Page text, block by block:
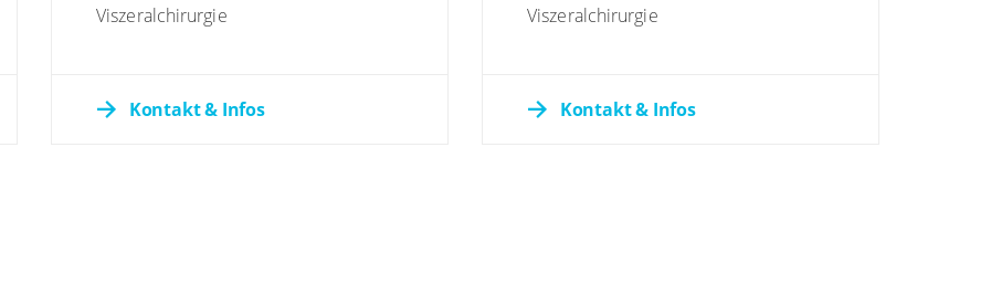
Viszeralchirurgie
Kontakt & Infos
Viszeralchirurgie
Kontakt & Infos